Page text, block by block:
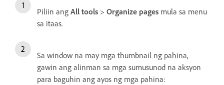
Piliin ang All tools > Organize pages mula sa menu
sa itaas.
Sa window na may mga thumbnail ng pahina,
gawin ang alinman sa mga sumusunod na aksyon
para baguhin ang ayos ng mga pahina: